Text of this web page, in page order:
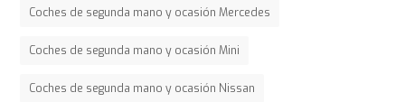
Coches de segunda mano y ocasión Mercedes
Coches de segunda mano y ocasión Mini
Coches de segunda mano y ocasión Nissan